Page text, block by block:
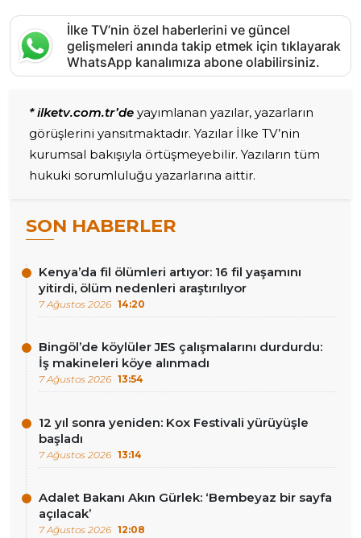
İlke TV’nin özel haberlerini ve güncel
gelişmeleri anında takip etmek için tıklayarak
WhatsApp kanalımıza abone olabilirsiniz.
* ilketv.com.tr’de yayımlanan yazılar, yazarların
görüşlerini yansıtmaktadır. Yazılar İlke TV’nin
kurumsal bakışıyla örtüşmeyebilir. Yazıların tüm
hukuki sorumluluğu yazarlarına aittir.
SON HABERLER
Kenya’da fil ölümleri artıyor: 16 fil yaşamını
yitirdi, ölüm nedenleri araştırılıyor
7 Ağustos 2026 14:20
Bingöl’de köylüler JES çalışmalarını durdurdu:
İş makineleri köye alınmadı
7 Ağustos 2026 13:54
12 yıl sonra yeniden: Kox Festivali yürüyüşle
başladı
7 Ağustos 2026 13:14
Adalet Bakanı Akın Gürlek: ‘Bembeyaz bir sayfa
açılacak’
7 Ağustos 2026 12:08